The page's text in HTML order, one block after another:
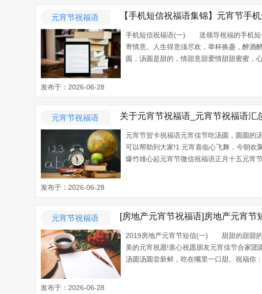
元宵节祝福语 【手机短信祝福语集锦】元宵节手
手机短信祝福语(一) 送领导祝福的手机短
寄情意。人生得意须尽欢，举杯换盏，醉
圆，汤圆是甜的，情甜意甜爱情甜甜蜜蜜，
发布于：2026-06-28
元宵节祝福语 关于元宵节祝福语_元宵节祝福语汇
元宵节贺卡祝福语元宵佳节吃汤圆，圆圆的
可以帮助到大家!1 元宵喜临心飞舞，今朝欢
爆竹雄心起元宵节微信祝福语正月十五元宵
发布于：2026-06-28
元宵节祝福语 [房地产元宵节祝福语]房地产元宵节
2019房地产元宵节短信(一) 甜甜的甜甜的
美的元宵祝愿!衷心祝愿朋友元宵佳节合家
汤圆汤圆尝新鲜，吃在嘴里一口甜。祝福你
发布于：2026-06-28